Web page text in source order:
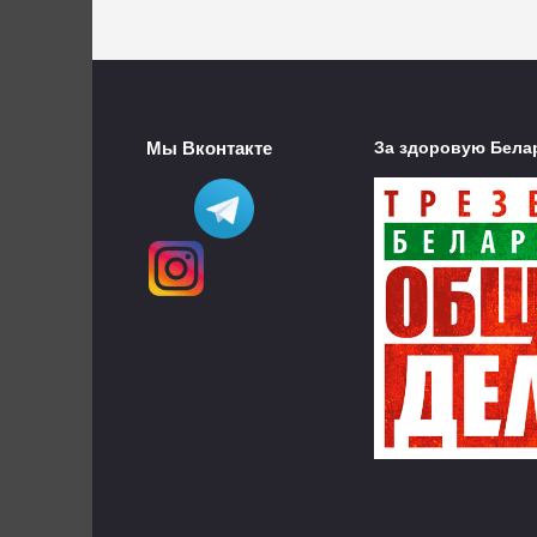
Мы Вконтакте За здоровую